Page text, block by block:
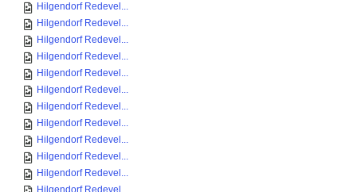
Hilgendorf Redevel...
Hilgendorf Redevel...
Hilgendorf Redevel...
Hilgendorf Redevel...
Hilgendorf Redevel...
Hilgendorf Redevel...
Hilgendorf Redevel...
Hilgendorf Redevel...
Hilgendorf Redevel...
Hilgendorf Redevel...
Hilgendorf Redevel...
Hilgendorf Redevel...